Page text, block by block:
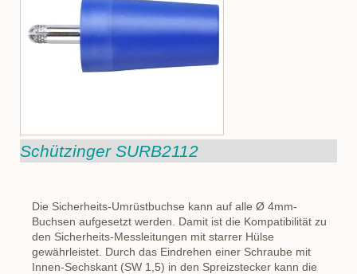
Schützinger SURB2112
Die Sicherheits-Umrüstbuchse kann auf alle Ø 4mm-
Buchsen aufgesetzt werden. Damit ist die Kompatibilität zu
den Sicherheits-Messleitungen mit starrer Hülse
gewährleistet. Durch das Eindrehen einer Schraube mit
Innen-Sechskant (SW 1,5) in den Spreizstecker kann die